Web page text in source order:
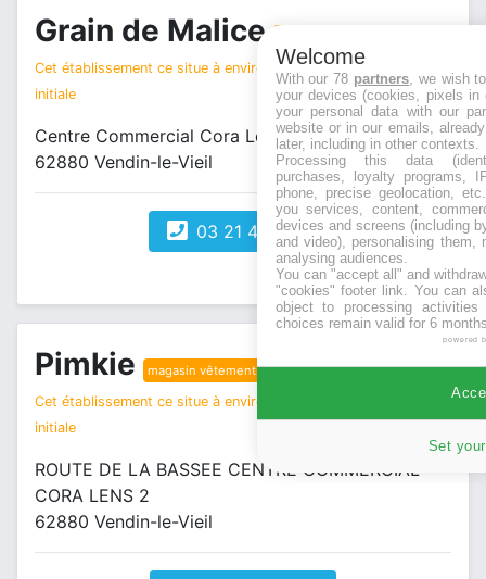
Grain de Malice
Cet établissement ce situe à environ 1 km de votre recherche
initiale
Centre Commercial Cora Lens 2 *_143_*
62880 Vendin-le-Vieil
03 21 42 25 82
Pimkie magasin vêtements
Cet établissement ce situe à environ 1 km de votre recherche
initiale
ROUTE DE LA BASSEE CENTRE COMMERCIAL
CORA LENS 2
62880 Vendin-le-Vieil
Welcome
With our 78 partners, we wish
your devices (cookies, pixels
your personal data with our
website or in our emails,
later, including in other contexts.
Processing this data
purchases, loyalty programs,
phone, precise geolocation,
you services, content,
devices and screens (including
and video), personalising them,
analysing audiences.
You can "accept all" and
"cookies" footer link. You can
object to processing
choices remain valid for 6
powered
Set